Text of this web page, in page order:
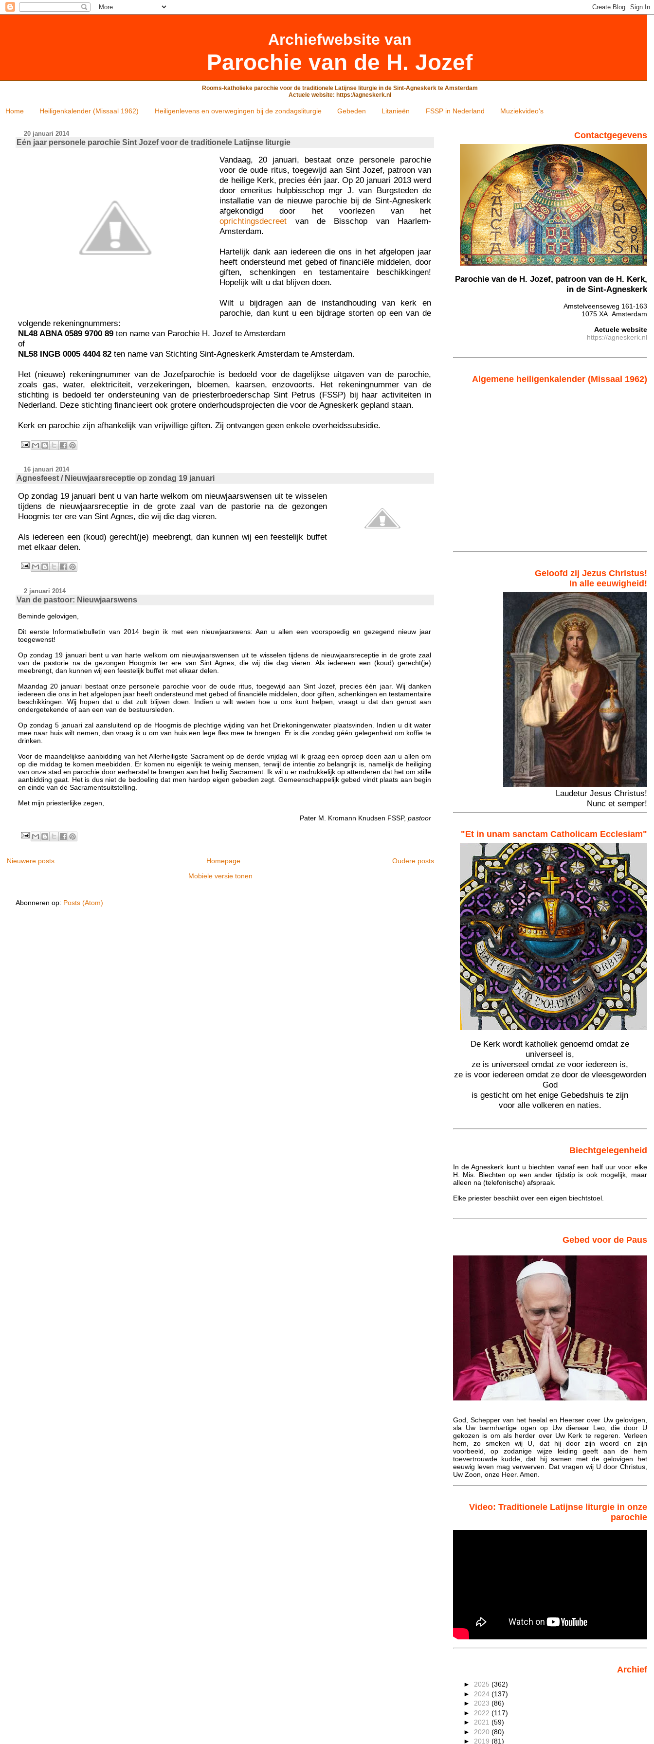
Archiefwebsite van
Parochie van de H. Jozef
Rooms-katholieke parochie voor de traditionele Latijnse liturgie in de Sint-Agneskerk te Amsterdam
Actuele website: https://agneskerk.nl
Home Heiligenkalender (Missaal 1962) Heiligenlevens en overwegingen bij de zondagsliturgie Gebeden Litanieën FSSP in Nederland Muziekvideo's
20 januari 2014
Eén jaar personele parochie Sint Jozef voor de traditionele Latijnse liturgie
Vandaag, 20 januari, bestaat onze personele parochie
voor de oude ritus, toegewijd aan Sint Jozef, patroon van
de heilige Kerk, precies één jaar. Op 20 januari 2013 werd
door emeritus hulpbisschop mgr J. van Burgsteden de
installatie van de nieuwe parochie bij de Sint-Agneskerk
afgekondigd door het voorlezen van het
oprichtingsdecreet van de Bisschop van Haarlem-
Amsterdam.
Hartelijk dank aan iedereen die ons in het afgelopen jaar
heeft ondersteund met gebed of financiële middelen, door
giften, schenkingen en testamentaire beschikkingen!
Hopelijk wilt u dat blijven doen.
Wilt u bijdragen aan de instandhouding van kerk en
parochie, dan kunt u een bijdrage storten op een van de
volgende rekeningnummers:
NL48 ABNA 0589 9700 89ten name van Parochie H. Jozef te Amsterdam
of
NL58 INGB 0005 4404 82ten name van Stichting Sint-Agneskerk Amsterdam te Amsterdam.
Het (nieuwe) rekeningnummer van de Jozefparochie is bedoeld voor de dagelijkse uitgaven van de parochie,
zoals gas, water, elektriciteit, verzekeringen, bloemen, kaarsen, enzovoorts. Het rekeningnummer van de
stichting is bedoeld ter ondersteuning van de priesterbroederschap Sint Petrus (FSSP) bij haar activiteiten in
Nederland. Deze stichting financieert ook grotere onderhoudsprojecten die voor de Agneskerk gepland staan.
Kerk en parochie zijn afhankelijk van vrijwillige giften. Zij ontvangen geen enkele overheidssubsidie.
16 januari 2014
Agnesfeest / Nieuwjaarsreceptie op zondag 19 januari
Op zondag 19 januari bent u van harte welkom om nieuwjaarswensen uit te wisselen
tijdens de nieuwjaarsreceptie in de grote zaal van de pastorie na de gezongen
Hoogmis ter ere van Sint Agnes, die wij die dag vieren.
Als iedereen een (koud) gerecht(je) meebrengt, dan kunnen wij een feestelijk buffet
met elkaar delen.
2 januari 2014
Van de pastoor: Nieuwjaarswens
Beminde gelovigen,
Dit eerste Informatiebulletin van 2014 begin ik met een nieuwjaarswens: Aan u allen een voorspoedig en gezegend nieuw jaar
toegewenst!
Op zondag 19 januari bent u van harte welkom om nieuwjaarswensen uit te wisselen tijdens de nieuwjaarsreceptie in de grote zaal
van de pastorie na de gezongen Hoogmis ter ere van Sint Agnes, die wij die dag vieren. Als iedereen een (koud) gerecht(je)
meebrengt, dan kunnen wij een feestelijk buffet met elkaar delen.
Maandag 20 januari bestaat onze personele parochie voor de oude ritus, toegewijd aan Sint Jozef, precies één jaar. Wij danken
iedereen die ons in het afgelopen jaar heeft ondersteund met gebed of financiële middelen, door giften, schenkingen en testamentaire
beschikkingen. Wij hopen dat u dat zult blijven doen. Indien u wilt weten hoe u ons kunt helpen, vraagt u dat dan gerust aan
ondergetekende of aan een van de bestuursleden.
Op zondag 5 januari zal aansluitend op de Hoogmis de plechtige wijding van het Driekoningenwater plaatsvinden. Indien u dit water
mee naar huis wilt nemen, dan vraag ik u om van huis een lege fles mee te brengen. Er is die zondag géén gelegenheid om koffie te
drinken.
Voor de maandelijkse aanbidding van het Allerheiligste Sacrament op de derde vrijdag wil ik graag een oproep doen aan u allen om
op die middag te komen meebidden. Er komen nu eigenlijk te weinig mensen, terwijl de intentie zo belangrijk is, namelijk de heiliging
van onze stad en parochie door eerherstel te brengen aan het heilig Sacrament. Ik wil u er nadrukkelijk op attenderen dat het om stille
aanbidding gaat. Het is dus niet de bedoeling dat men hardop eigen gebeden zegt. Gemeenschappelijk gebed vindt plaats aan begin
en einde van de Sacramentsuitstelling.
Met mijn priesterlijke zegen,
Pater M. Kromann Knudsen FSSP, pastoor
Nieuwere posts Oudere posts
Homepage
Mobiele versie tonen
Abonneren op: Posts (Atom)
Contactgegevens
Parochie van de H. Jozef, patroon van de H. Kerk,
in de Sint-Agneskerk
Amstelveenseweg 161-163
1075 XA Amsterdam
Actuele website
https://agneskerk.nl
Algemene heiligenkalender (Missaal 1962)
Geloofd zij Jezus Christus!
In alle eeuwigheid!
Laudetur Jesus Christus!
Nunc et semper!
"Et in unam sanctam Catholicam Ecclesiam"
De Kerk wordt katholiek genoemd omdat ze
universeel is,
ze is universeel omdat ze voor iedereen is,
ze is voor iedereen omdat ze door de vleesgeworden
God
is gesticht om het enige Gebedshuis te zijn
voor alle volkeren en naties.
Biechtgelegenheid
In de Agneskerk kunt u biechten vanaf een half uur voor elke
H. Mis. Biechten op een ander tijdstip is ook mogelijk, maar
alleen na (telefonische) afspraak.
Elke priester beschikt over een eigen biechtstoel.
Gebed voor de Paus
God, Schepper van het heelal en Heerser over Uw gelovigen,
sla Uw barmhartige ogen op Uw dienaar Leo, die door U
gekozen is om als herder over Uw Kerk te regeren. Verleen
hem, zo smeken wij U, dat hij door zijn woord en zijn
voorbeeld, op zodanige wijze leiding geeft aan de hem
toevertrouwde kudde, dat hij samen met de gelovigen het
eeuwig leven mag verwerven. Dat vragen wij U door Christus,
Uw Zoon, onze Heer. Amen.
Video: Traditionele Latijnse liturgie in onze
parochie
Archief
► 2025 (362)
► 2024 (137)
► 2023 (86)
► 2022 (117)
► 2021 (59)
► 2020 (80)
► 2019 (81)